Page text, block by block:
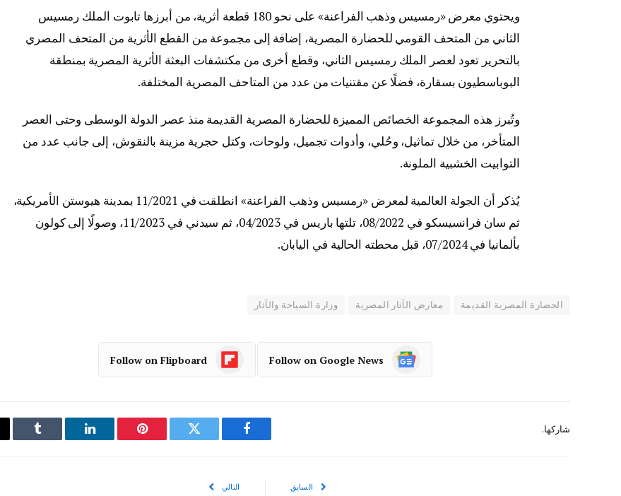
ويحتوي معرض «رمسيس وذهب الفراعنة» على نحو 180 قطعة أثرية، من أبرزها تابوت الملك رمسيس
الثاني من المتحف القومي للحضارة المصرية، إضافة إلى مجموعة من القطع الأثرية من المتحف المصري
بالتحرير تعود لعصر الملك رمسيس الثاني، وقطع أخرى من مكتشفات البعثة الأثرية المصرية بمنطقة
البوباسطيون بسقارة، فضلًا عن مقتنيات من عدد من المتاحف المصرية المختلفة.
وتُبرز هذه المجموعة الخصائص المميزة للحضارة المصرية القديمة منذ عصر الدولة الوسطى وحتى العصر
المتأخر، من خلال تماثيل، وحُلي، وأدوات تجميل، ولوحات، وكتل حجرية مزينة بالنقوش، إلى جانب عدد من
التوابيت الخشبية الملونة.
يُذكر أن الجولة العالمية لمعرض «رمسيس وذهب الفراعنة» انطلقت في 11/2021 بمدينة هيوستن الأمريكية،
ثم سان فرانسيسكو في 08/2022، تلتها باريس في 04/2023، ثم سيدني في 11/2023، وصولًا إلى كولون
بألمانيا في 07/2024، قبل محطته الحالية في اليابان.
الحضارة المصرية القديمة معارض الآثار المصرية وزارة السياحة والآثار
Follow on Google News
Follow on Flipboard
شاركها.
فيسبوك
تويتر بينتيريستلينكدإن Tumblr
السابق التالي